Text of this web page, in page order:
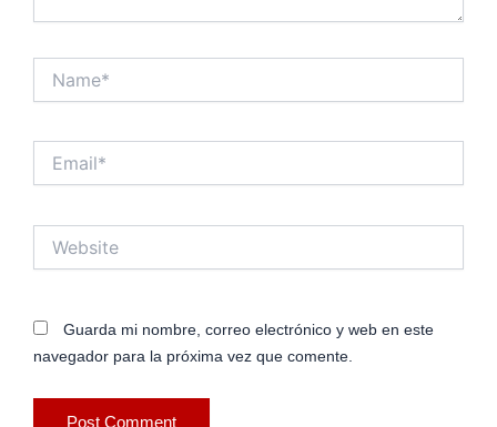
Guarda mi nombre, correo electrónico y web en este
navegador para la próxima vez que comente.